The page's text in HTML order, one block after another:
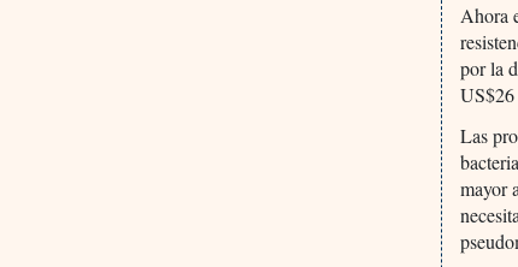
Ahora
por la
Las
mayor